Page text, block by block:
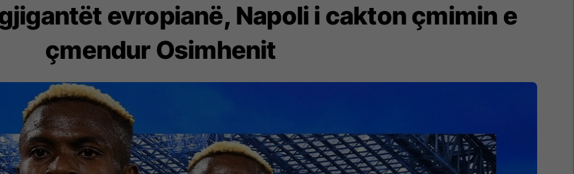
evropianë, Napoli i cakton çmimin e
çmendur Osimhenit